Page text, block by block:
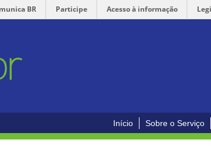
BR Participe Acesso à informação
Início Sobre o Serviço